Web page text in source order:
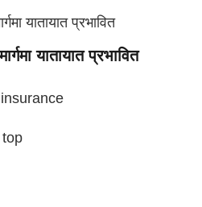
यातायात प्रभावित